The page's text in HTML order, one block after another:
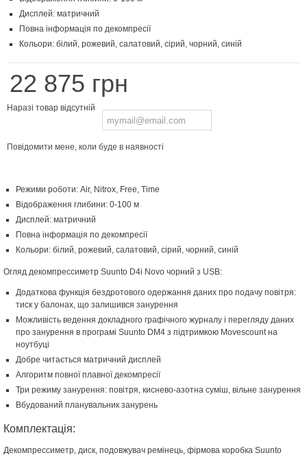
Дисплей: матричний
Повна інформація по декомпресії
Кольори: білий, рожевий, салатовий, сірий, чорний, синій
22 875 грн
Наразі товар відсутній
Повідомити мене, коли буде в наявності
Режими роботи: Air, Nitrox, Free, Time
Відображення глибини: 0-100 м
Дисплей: матричний
Повна інформація по декомпресії
Кольори: білий, рожевий, салатовий, сірий, чорний, синій
Огляд декомпрессиметр Suunto D4i Novo чорний з USB:
Додаткова функція бездротового одержання даних про подачу повітря:
тиск у балонах, що залишився занурення
Можливість ведення докладного графічного журналу і перегляду даних
про занурення в програмі Suunto DM4 з підтримкою Movescount на
ноутбуці
Добре читається матричний дисплей
Алгоритм повної плавної декомпресії
Три режиму занурення: повітря, киснево-азотна суміш, вільне занурення
Вбудований планувальник занурень
Комплектація:
Декомпрессиметр, диск, подовжувач ремінець, фірмова коробка Suunto